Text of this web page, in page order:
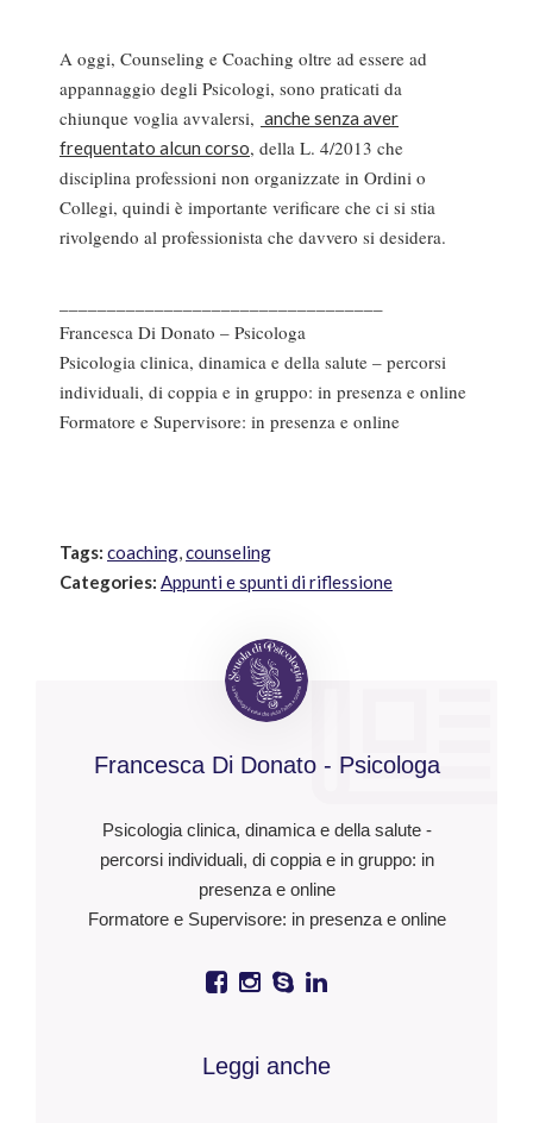
A oggi, Counseling e Coaching oltre ad essere ad
appannaggio degli Psicologi, sono praticati da
chiunque voglia avvalersi, anche senza aver
frequentato alcun corso, della L. 4/2013 che
disciplina professioni non organizzate in Ordini o
Collegi, quindi è importante verificare che ci si stia
rivolgendo al professionista che davvero si desidera.
Francesca Di Donato – Psicologa
Psicologia clinica, dinamica e della salute – percorsi
individuali, di coppia e in gruppo: in presenza e online
Formatore e Supervisore: in presenza e online
Tags: coaching,counseling
Categories: Appunti e spunti di riflessione
Francesca Di Donato - Psicologa
Psicologia clinica, dinamica e della salute -
percorsi individuali, di coppia e in gruppo: in
presenza e online
Formatore e Supervisore: in presenza e online
Leggi anche